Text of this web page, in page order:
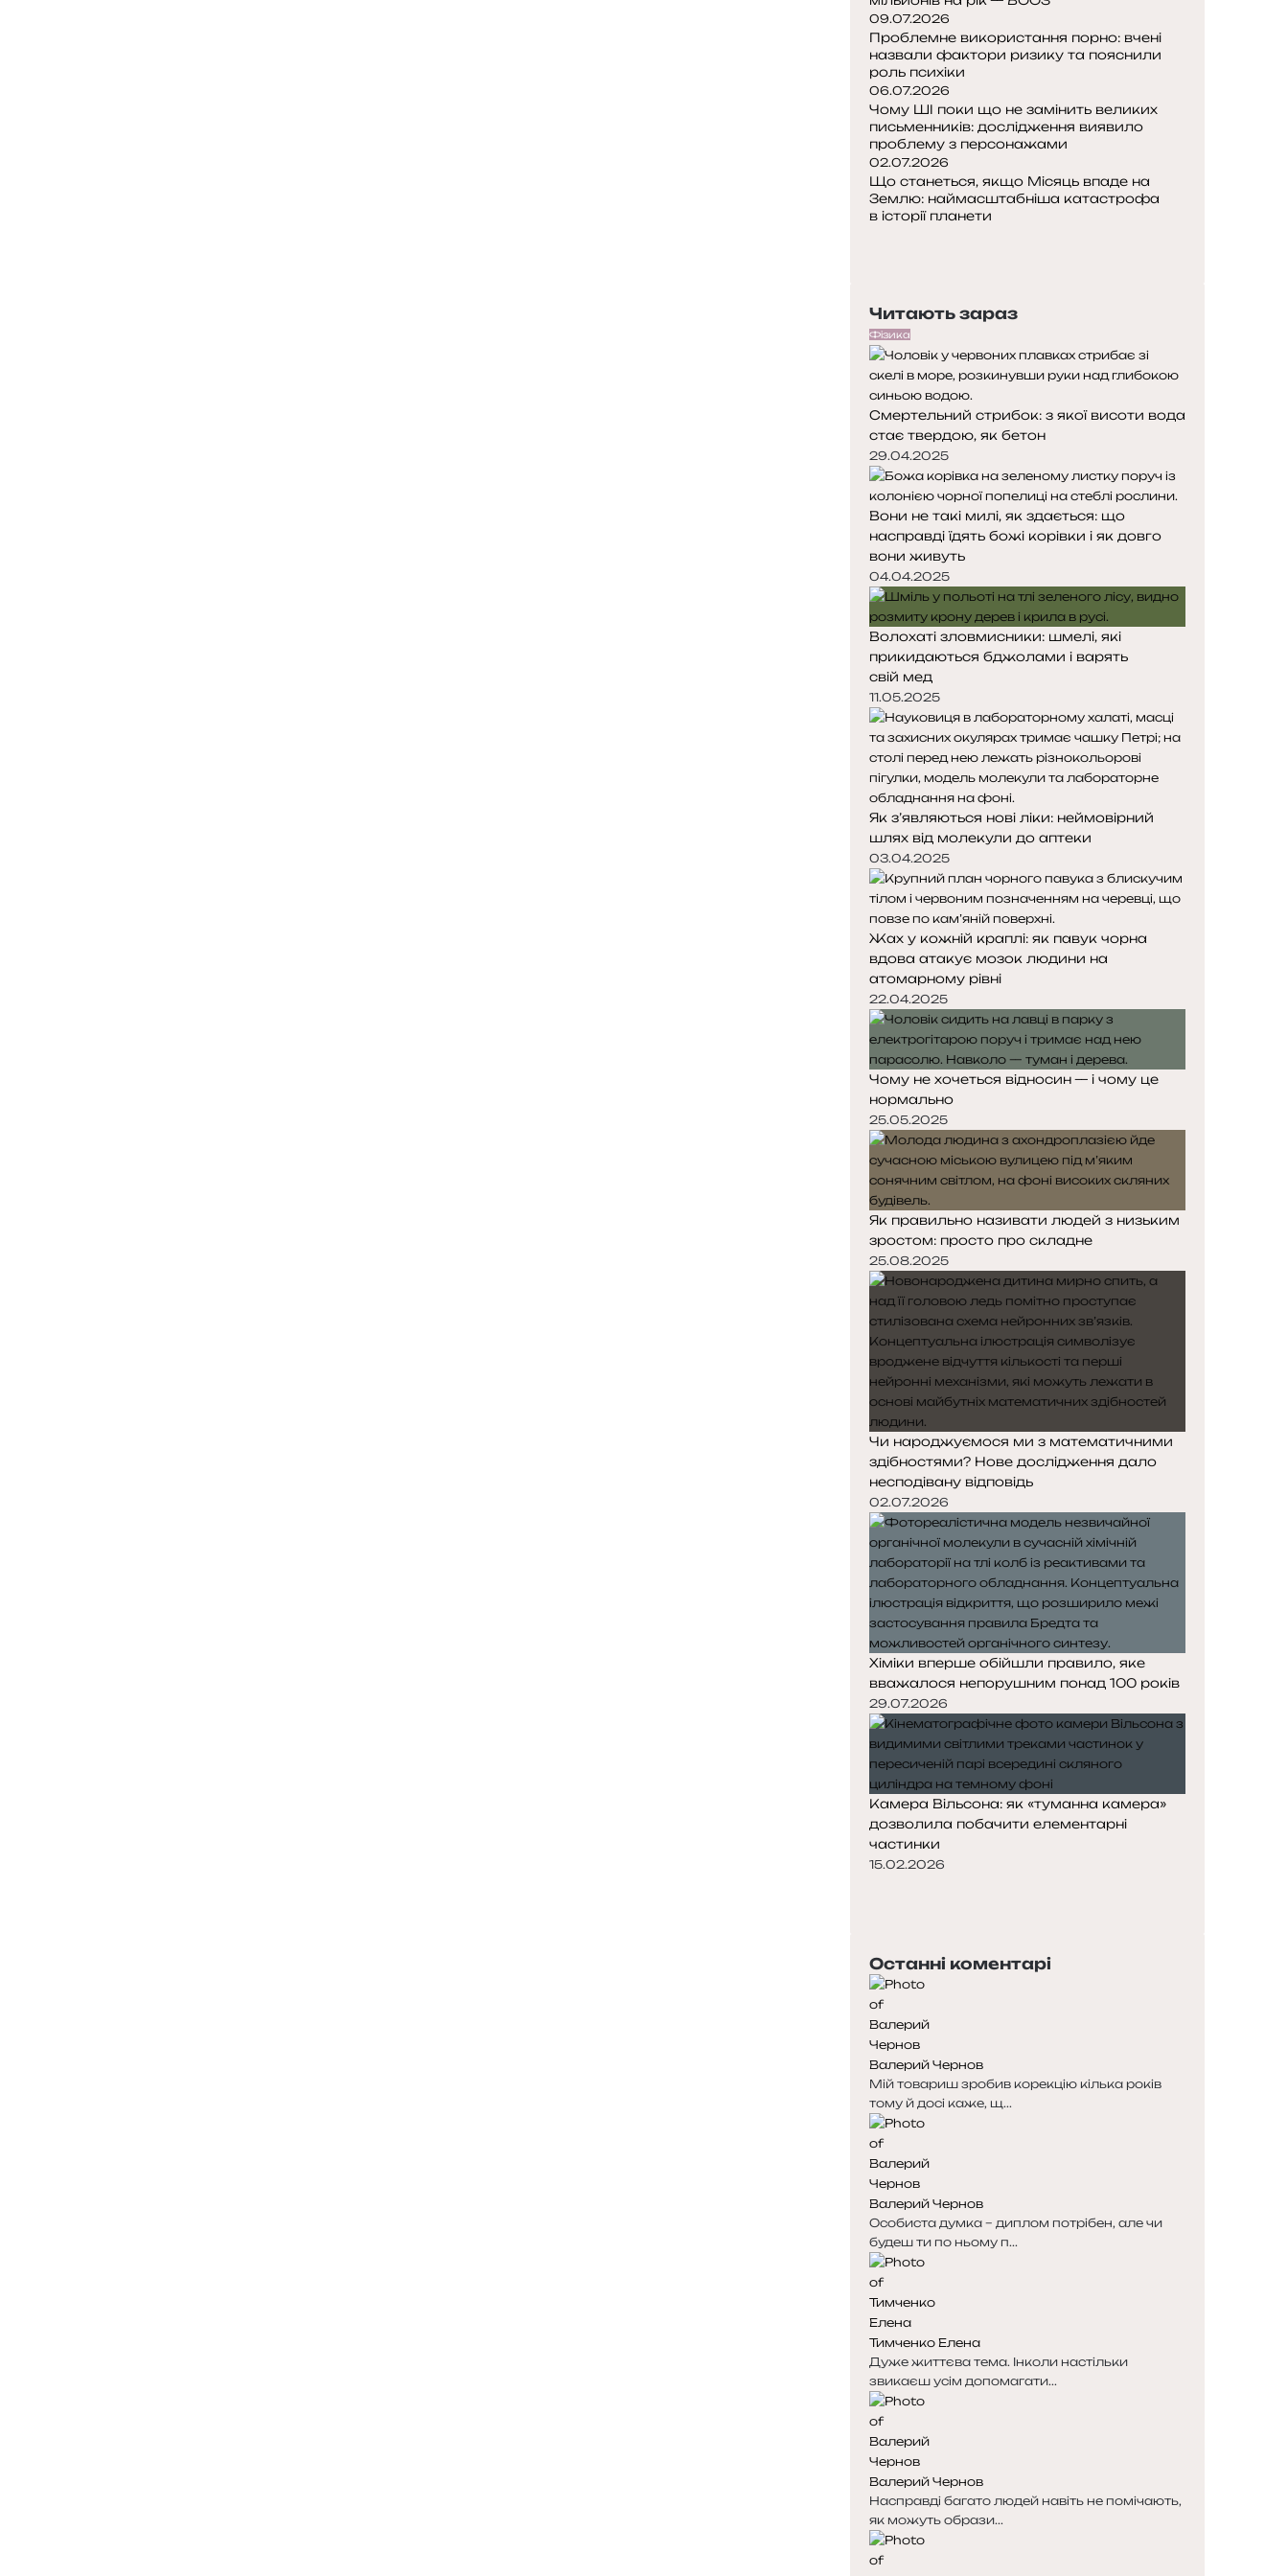
09.07.2026
Проблемне використання порно: вчені
назвали фактори ризику та пояснили
роль психіки
06.07.2026
Чому ШІ поки що не замінить великих
письменників: дослідження виявило
проблему з персонажами
02.07.2026
Що станеться, якщо Місяць впаде на
Землю: наймасштабніша катастрофа
в історії планети
р
е
д
н
я
с
т
о
р
і
н
к
а
т
у
п
н
а
с
т
о
р
і
н
к
а
Читають зараз
Фізика
Смертельний стрибок: з якої висоти вода
стає твердою, як бетон
29.04.2025
Вони не такі милі, як здається: що
насправді їдять божі корівки і як довго
вони живуть
04.04.2025
Волохаті зловмисники: шмелі, які
прикидаються бджолами і варять
свій мед
11.05.2025
Як з’являються нові ліки: неймовірний
шлях від молекули до аптеки
03.04.2025
Жах у кожній краплі: як павук чорна
вдова атакує мозок людини на
атомарному рівні
22.04.2025
Чому не хочеться відносин — і чому це
нормально
25.05.2025
Як правильно називати людей з низьким
зростом: просто про складне
25.08.2025
Чи народжуємося ми з математичними
здібностями? Нове дослідження дало
несподівану відповідь
02.07.2026
Хіміки вперше обійшли правило, яке
вважалося непорушним понад 100 років
29.07.2026
Камера Вільсона: як «туманна камера»
дозволила побачити елементарні
частинки
15.02.2026
р
е
д
н
я
с
т
о
р
і
н
к
а
т
у
п
н
а
с
т
о
р
і
н
к
а
Останні коментарі
Валерий Чернов
Мій товариш зробив корекцію кілька років
тому й досі каже, щ...
Валерий Чернов
Особиста думка – диплом потрібен, але чи
будеш ти по ньому п...
Тимченко Елена
Дуже життєва тема. Інколи настільки
звикаєш усім допомагати...
Валерий Чернов
Насправді багато людей навіть не помічають,
як можуть образи...